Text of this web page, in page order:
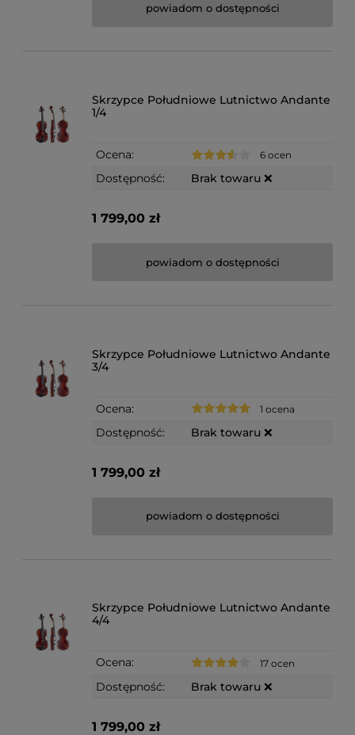
powiadom o dostępności
Skrzypce Południowe Lutnictwo Andante
1/4
Ocena: 6 ocen
Dostępność: Brak towaru ❌
1 799,00 zł
powiadom o dostępności
Skrzypce Południowe Lutnictwo Andante
3/4
Ocena: 1 ocena
Dostępność: Brak towaru ❌
1 799,00 zł
powiadom o dostępności
Skrzypce Południowe Lutnictwo Andante
4/4
Ocena: 17 ocen
Dostępność: Brak towaru ❌
1 799,00 zł